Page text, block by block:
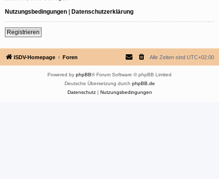
Nutzungsbedingungen | Datenschutzerklärung
Registrieren
ISDV-Homepage Foren Alle Zeiten sind UTC+02:00
Powered by phpBB® Forum Software © phpBB Limited
Deutsche Übersetzung durch phpBB.de
Datenschutz| Nutzungsbedingungen